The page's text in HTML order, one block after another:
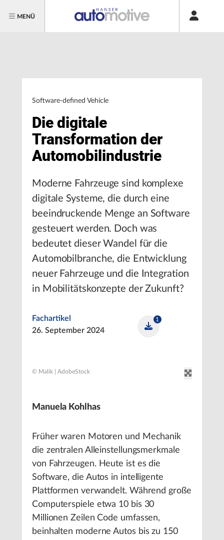
MENÜ
Software-defined Vehicle
Die digitale
Transformation der
Automobilindustrie
Moderne Fahrzeuge sind komplexe
digitale Systeme, die durch eine
beeindruckende Menge an Software
gesteuert werden. Doch was
bedeutet dieser Wandel für die
Automobilbranche, die Entwicklung
neuer Fahrzeuge und die Integration
in Mobilitätskonzepte der Zukunft?
Fachartikel
26. September 2024
1
© Malik | AdobeStock
Manuela Kohlhas
Früher waren Motoren und Mechanik
die zentralen Alleinstellungsmerkmale
von Fahrzeugen. Heute ist es die
Software, die Autos in intelligente
Plattformen verwandelt. Während große
Computerspiele etwa 10 bis 30
Millionen Zeilen Code umfassen,
beinhalten moderne Autos bis zu 150